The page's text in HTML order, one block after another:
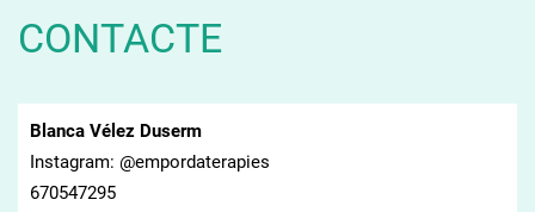
CONTACTE
Blanca Vélez Duserm
Instagram: @empordaterapies
670547295